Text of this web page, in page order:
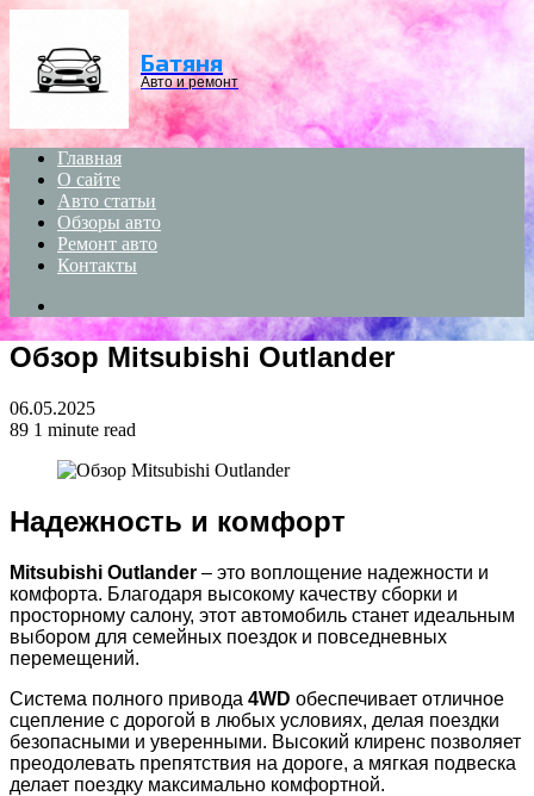
Батяня
Авто и ремонт
Главная
О сайте
Авто статьи
Обзоры авто
Ремонт авто
Контакты
for
Обзор Mitsubishi Outlander
06.05.2025
89 1 minute read
Надежность и комфорт
Mitsubishi Outlander – это воплощение надежности и
комфорта. Благодаря высокому качеству сборки и
просторному салону, этот автомобиль станет идеальным
выбором для семейных поездок и повседневных
перемещений.
Система полного привода 4WD обеспечивает отличное
сцепление с дорогой в любых условиях, делая поездки
безопасными и уверенными. Высокий клиренс позволяет
преодолевать препятствия на дороге, а мягкая подвеска
делает поездку максимально комфортной.